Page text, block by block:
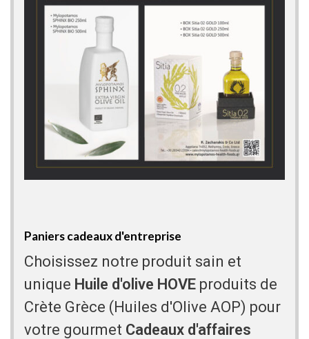
Paniers cadeaux d'entreprise
Choisissez notre produit sain et
unique Huile d'olive HOVE produits de
Crète Grèce (Huiles d'Olive AOP) pour
votre gourmet Cadeaux d'affaires